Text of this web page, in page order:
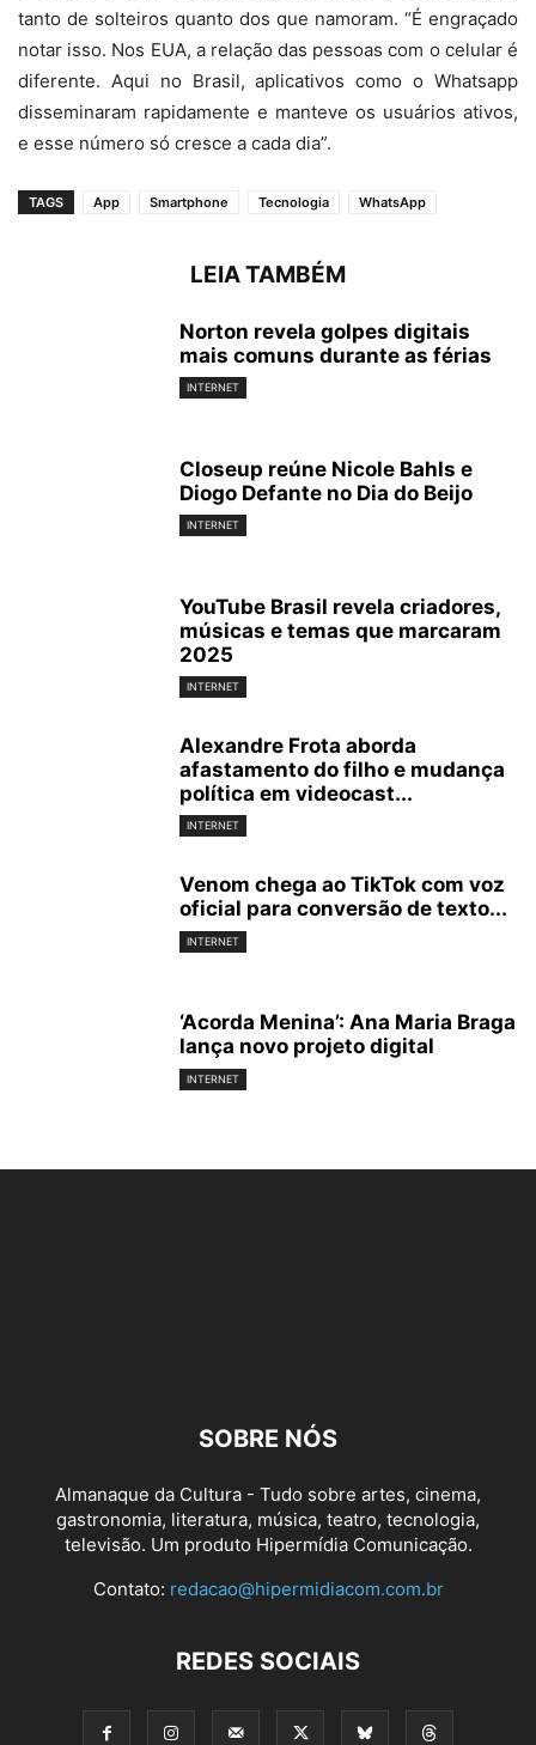
tanto de solteiros quanto dos que namoram. “É engraçado
notar isso. Nos EUA, a relação das pessoas com o celular é
diferente. Aqui no Brasil, aplicativos como o Whatsapp
disseminaram rapidamente e manteve os usuários ativos,
e esse número só cresce a cada dia”.
TAGS App Smartphone Tecnologia WhatsApp
LEIA TAMBÉM
Norton revela golpes digitais
mais comuns durante as férias
INTERNET
Closeup reúne Nicole Bahls e
Diogo Defante no Dia do Beijo
INTERNET
YouTube Brasil revela criadores,
músicas e temas que marcaram
2025
INTERNET
Alexandre Frota aborda
afastamento do filho e mudança
política em videocast...
INTERNET
Venom chega ao TikTok com voz
oficial para conversão de texto...
INTERNET
‘Acorda Menina’: Ana Maria Braga
lança novo projeto digital
INTERNET
SOBRE NÓS
Almanaque da Cultura - Tudo sobre artes, cinema,
gastronomia, literatura, música, teatro, tecnologia,
televisão. Um produto Hipermídia Comunicação.
Contato: redacao@hipermidiacom.com.br
REDES SOCIAIS